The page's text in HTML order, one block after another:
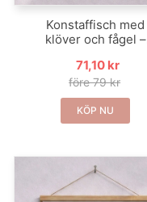
Konstaffisch med
klöver och fågel –
71,10 kr
före 79 kr
KÖP NU